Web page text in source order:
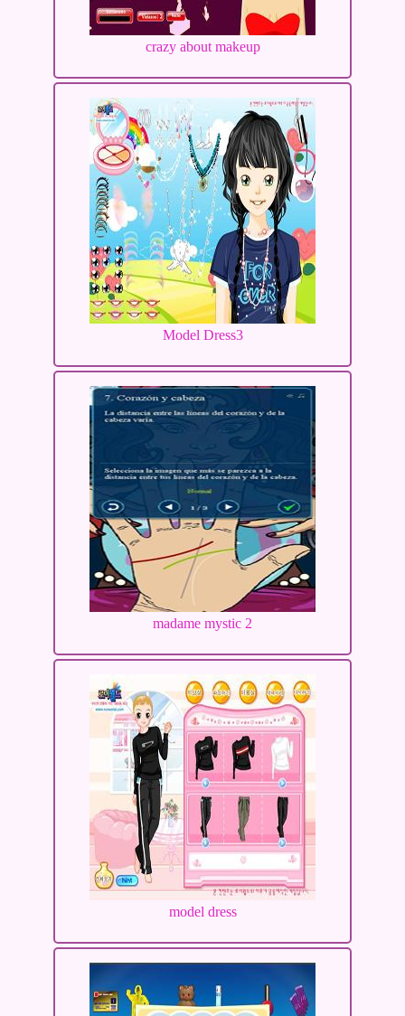
crazy about makeup
Model Dress3
madame mystic 2
model dress